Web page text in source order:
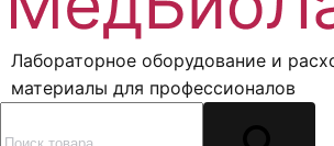
Лабораторное оборудование и
материалы для профессионалов